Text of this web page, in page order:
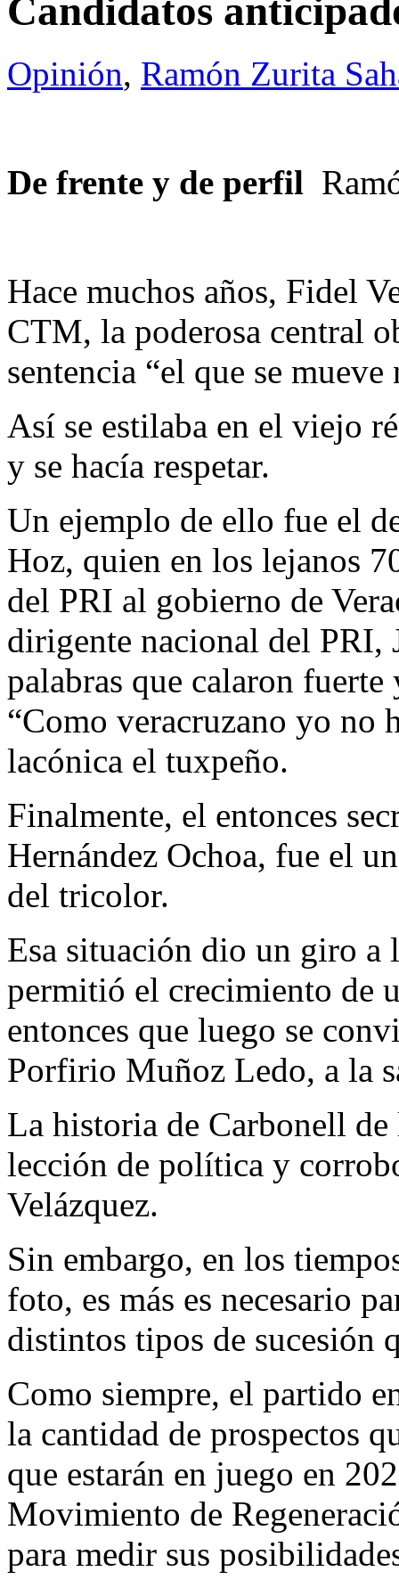
Candidatos
Opinión, Ramón Zurita
De frente y de perfil
Hace muchos años, Fidel
CTM, la poderosa central
sentencia “el que se
Así se estilaba en el viejo
y se hacía respetar.
Un ejemplo de ello fue el
Hoz, quien en los lejanos
del PRI al gobierno de
dirigente nacional del PRI,
palabras que calaron
“Como veracruzano yo no
lacónica el tuxpeño.
Finalmente, el entonces
Hernández Ochoa, fue el
del tricolor.
Esa situación dio un giro
permitió el crecimiento de
entonces que luego se
Porfirio Muñoz Ledo, a la
La historia de Carbonell
lección de política y
Velázquez.
Sin embargo, en los
foto, es más es necesario
distintos tipos de sucesión
Como siempre, el partido
la cantidad de prospectos
que estarán en juego en
Movimiento de
para medir sus